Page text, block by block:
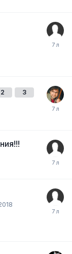
2 3